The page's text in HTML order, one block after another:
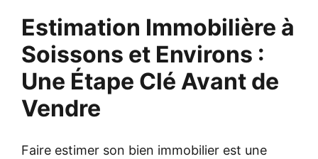
Estimation Immobilière à
Soissons et Environs :
Une Étape Clé Avant de
Vendre
Faire estimer son bien immobilier est une